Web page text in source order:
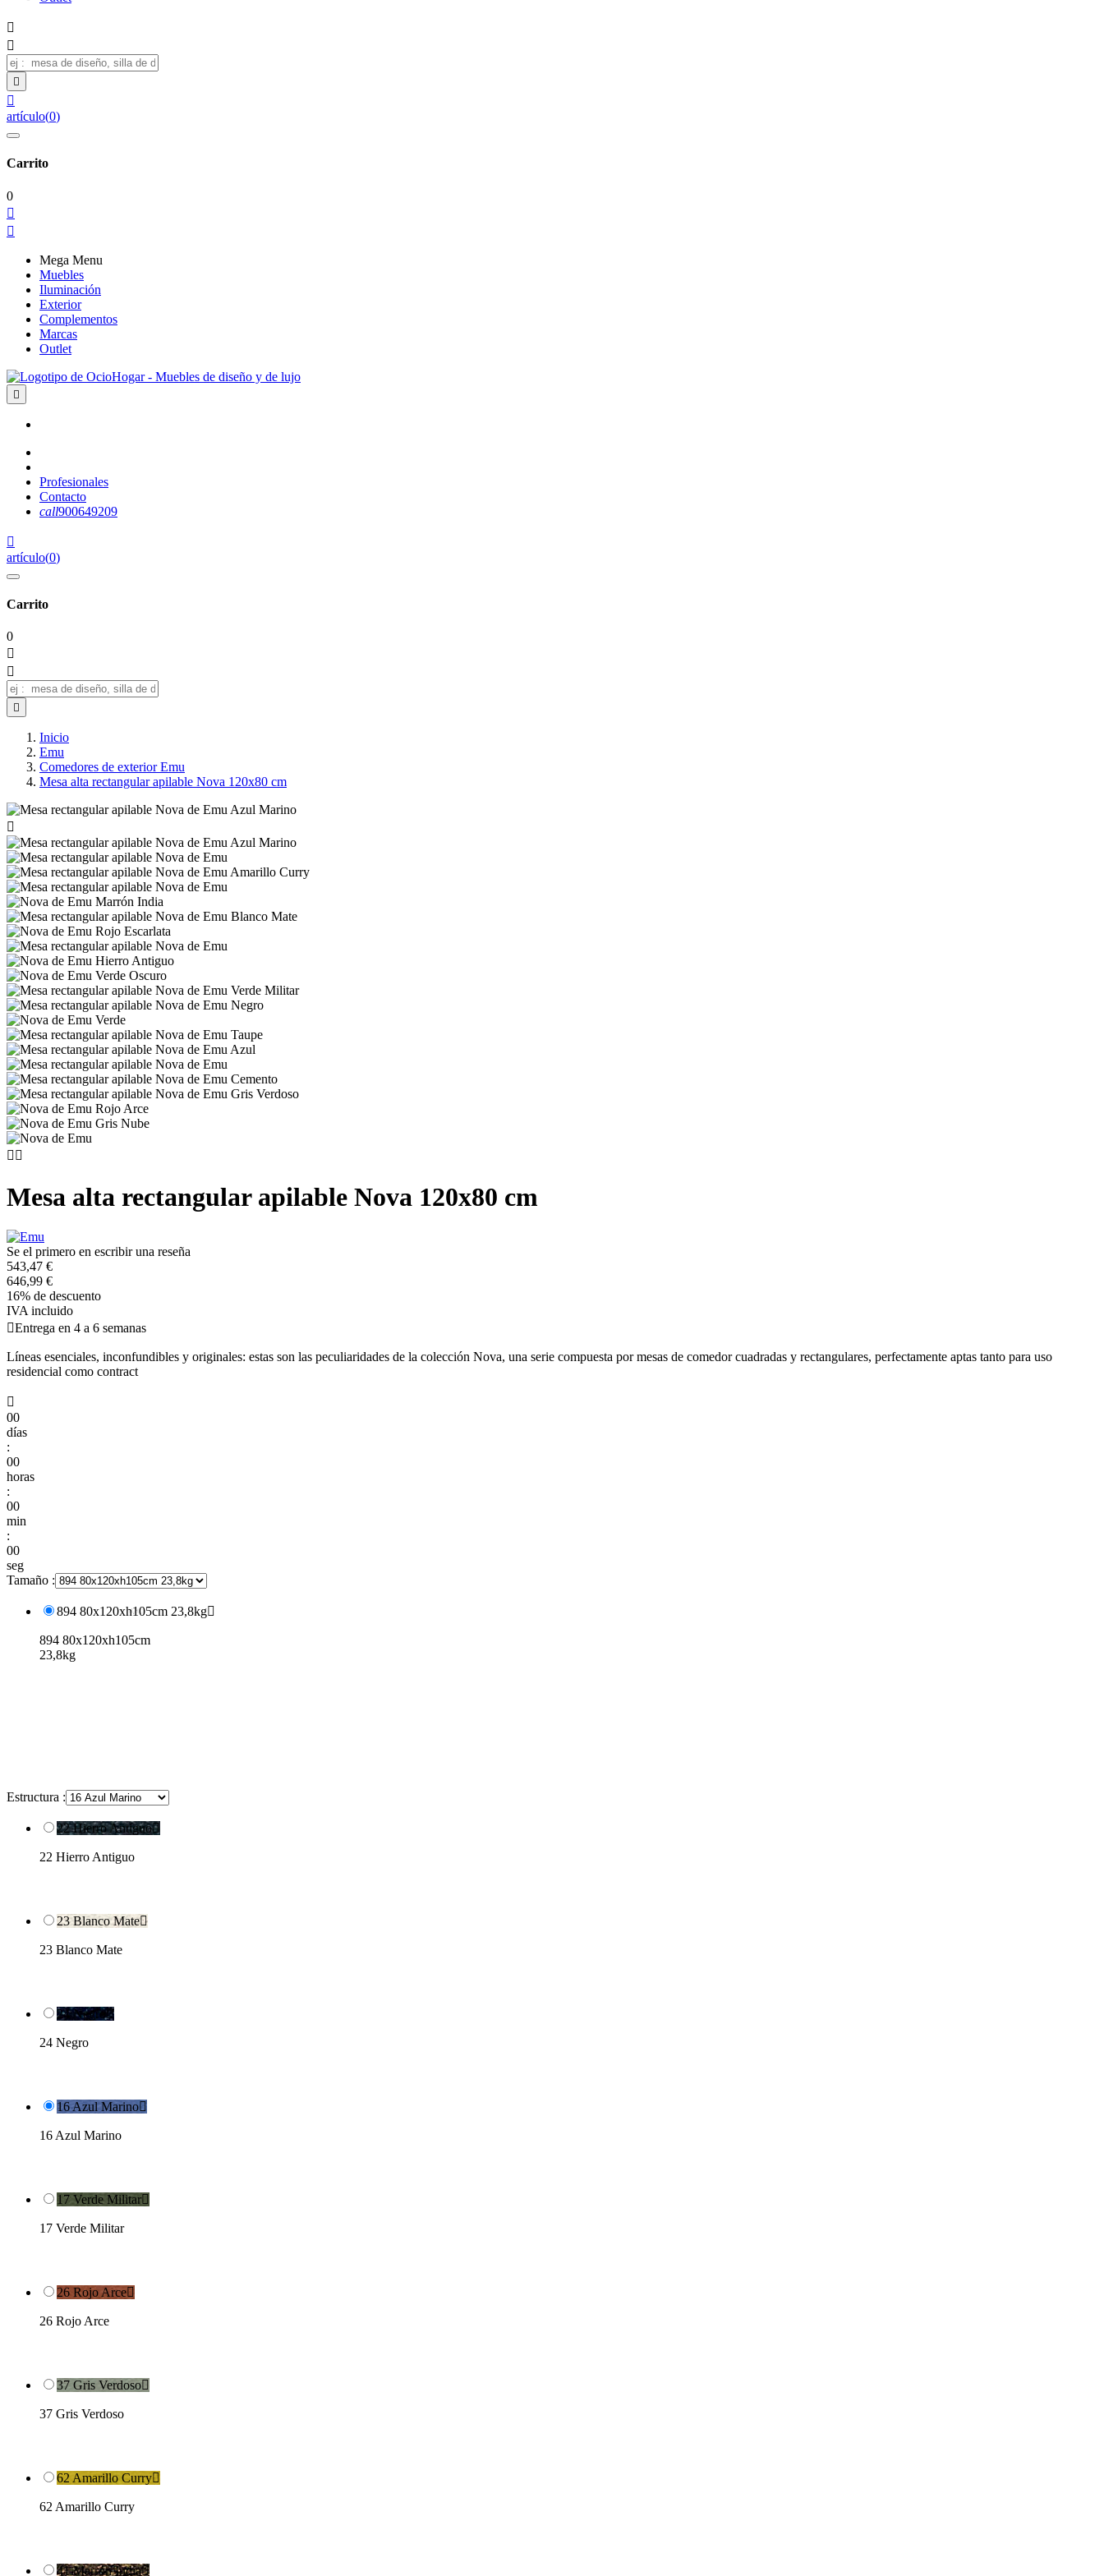




artículo(0)
Carrito
0


Mega Menu
Muebles
Iluminación
Exterior
Complementos
Marcas
Outlet

Profesionales
Contacto
call900649209

artículo(0)
Carrito
0



Inicio
Emu
Comedores de exterior Emu
Mesa alta rectangular apilable Nova 120x80 cm

 
Mesa alta rectangular apilable Nova 120x80 cm
Se el primero en escribir una reseña
543,47 €
646,99 €
16% de descuento
IVA incluido
Entrega en 4 a 6 semanas
Líneas esenciales, inconfundibles y originales: estas son las peculiaridades de la colección Nova, una serie compuesta por mesas de comedor cuadradas y rectangulares, perfectamente aptas tanto para uso
residencial como contract

00
días
:
00
horas
:
00
min
:
00
seg
Tamaño :
894 80x120xh105cm 23,8kg
894 80x120xh105cm
23,8kg
Estructura :
22 Hierro Antiguo
22 Hierro Antiguo
23 Blanco Mate
23 Blanco Mate
24 Negro
24 Negro
16 Azul Marino
16 Azul Marino
17 Verde Militar
17 Verde Militar
26 Rojo Arce
26 Rojo Arce
37 Gris Verdoso
37 Gris Verdoso
62 Amarillo Curry
62 Amarillo Curry
41 Marrón India